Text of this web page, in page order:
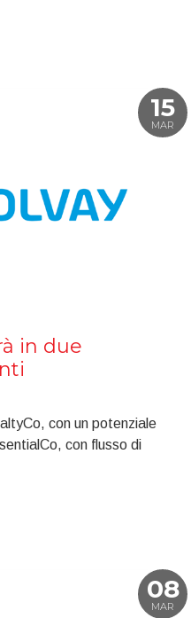
15
MAR
in due
con un potenziale
con flusso di
08
MAR